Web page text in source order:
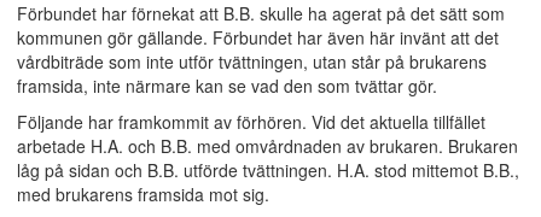
Förbundet har förnekat att B.B. skulle ha agerat på det sätt som
kommunen gör gällande. Förbundet har även här invänt att det
vårdbiträde som inte utför tvättningen, utan står på brukarens
framsida, inte närmare kan se vad den som tvättar gör.
Följande har framkommit av förhören. Vid det aktuella tillfället
arbetade H.A. och B.B. med omvårdnaden av brukaren. Brukaren
låg på sidan och B.B. utförde tvättningen. H.A. stod mittemot B.B.,
med brukarens framsida mot sig.